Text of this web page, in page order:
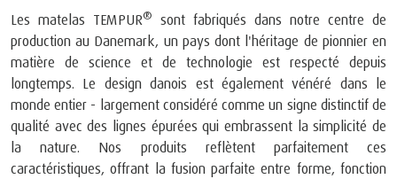
Les matelas TEMPUR®
sont fabriqués dans notre centre de
production au Danemark, un pays dont l'héritage de pionnier en
matière de science et de technologie est respecté depuis
longtemps. Le design danois est également vénéré dans le
monde entier - largement considéré comme un signe distinctif de
qualité avec des lignes épurées qui embrassent la simplicité de
la nature. Nos produits reflètent parfaitement ces
caractéristiques, offrant la fusion parfaite entre forme, fonction